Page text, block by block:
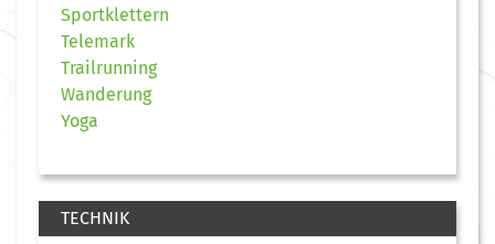
Sportklettern
Telemark
Trailrunning
Wanderung
Yoga
TECHNIK